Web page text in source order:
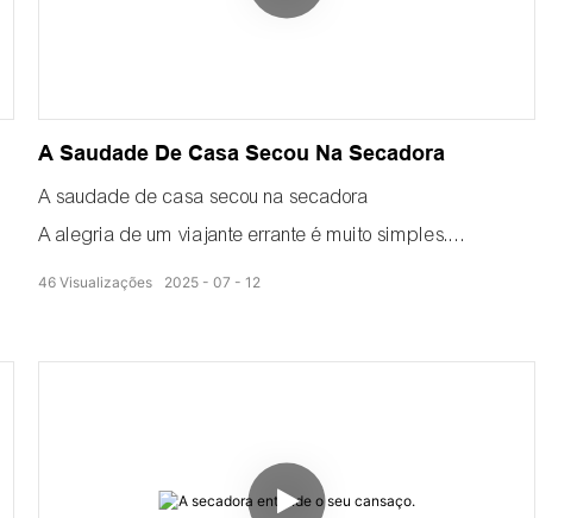
A Saudade De Casa Secou Na Secadora
A saudade de casa secou na secadora
A alegria de um viajante errante é muito simples.
Por exemplo, o momento em que você prova o coco ralado
escolher o secador com bomba de calor mais adequado.
Assim que a porta for fechada
2025 07 12
46 Visualizações